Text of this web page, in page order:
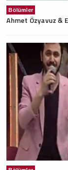
Bölümler
Ahmet Özyavuz &